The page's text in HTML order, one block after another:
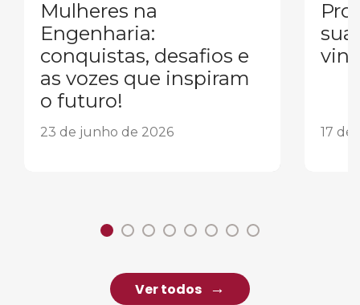
Mulheres na
Engenharia:
conquistas, desafios e
as vozes que inspiram
o futuro!
23 de junho de 2026
sua
17 de
Ver todos